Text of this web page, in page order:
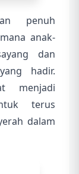
penuh
anak-
dan
hadir.
menjadi
terus
dalam